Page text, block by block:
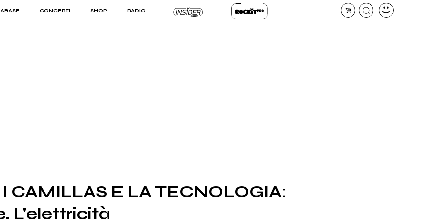
CONCERTI SHOP RADIO
PRO
CAMILLAS E LA TECNOLOGIA:
L'elettricità